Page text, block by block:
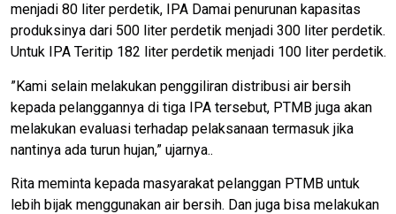
menjadi 80 liter perdetik, IPA Damai penurunan kapasitas
produksinya dari 500 liter perdetik menjadi 300 liter perdetik.
Untuk IPA Teritip 182 liter perdetik menjadi 100 liter perdetik.
”Kami selain melakukan penggiliran distribusi air bersih
kepada pelanggannya di tiga IPA tersebut, PTMB juga akan
melakukan evaluasi terhadap pelaksanaan termasuk jika
nantinya ada turun hujan,” ujarnya..
Rita meminta kepada masyarakat pelanggan PTMB untuk
lebih bijak menggunakan air bersih. Dan juga bisa melakukan